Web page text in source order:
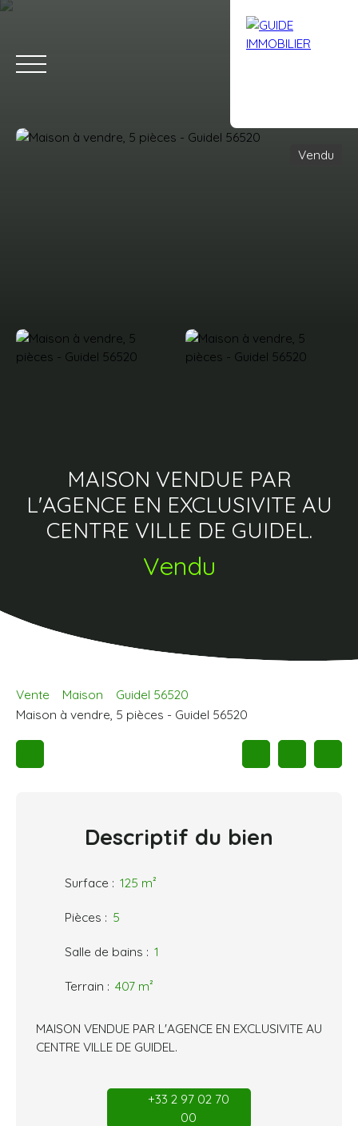
Estimation
Vendu
MAISON VENDUE PAR
L'AGENCE EN EXCLUSIVITE AU
CENTRE VILLE DE GUIDEL.
Vendu
Vente Maison
Guidel 56520
Maison à vendre, 5 pièces - Guidel 56520
Descriptif du bien
Surface : 125 m²
Pièces : 5
Salle de bains : 1
Terrain : 407 m²
MAISON VENDUE PAR L'AGENCE EN EXCLUSIVITE AU
CENTRE VILLE DE GUIDEL.
+33 2 97 02 70
00